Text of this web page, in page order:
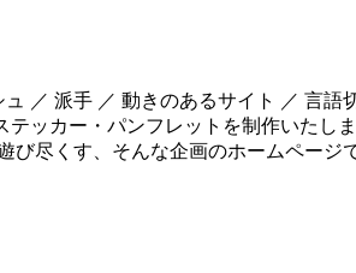
／ 派手 ／ 動きのあるサイト ／ 言語
ッカー・パンフレットを制作いた
尽くす、そんな企画のホームペー